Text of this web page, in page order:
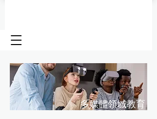
​多媒體領域教育